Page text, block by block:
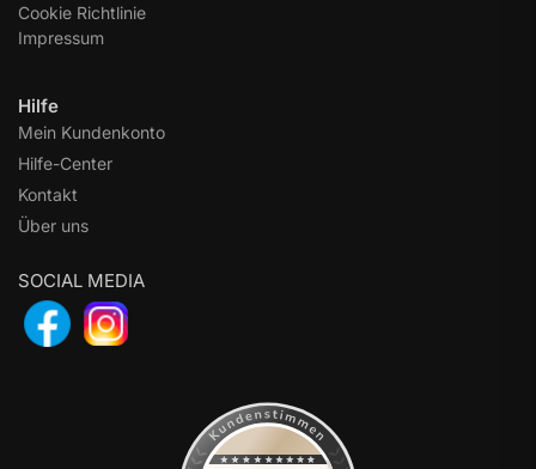
Cookie Richtlinie
Impressum
Hilfe
Mein Kundenkonto
Hilfe-Center
Kontakt
Über uns
SOCIAL MEDIA